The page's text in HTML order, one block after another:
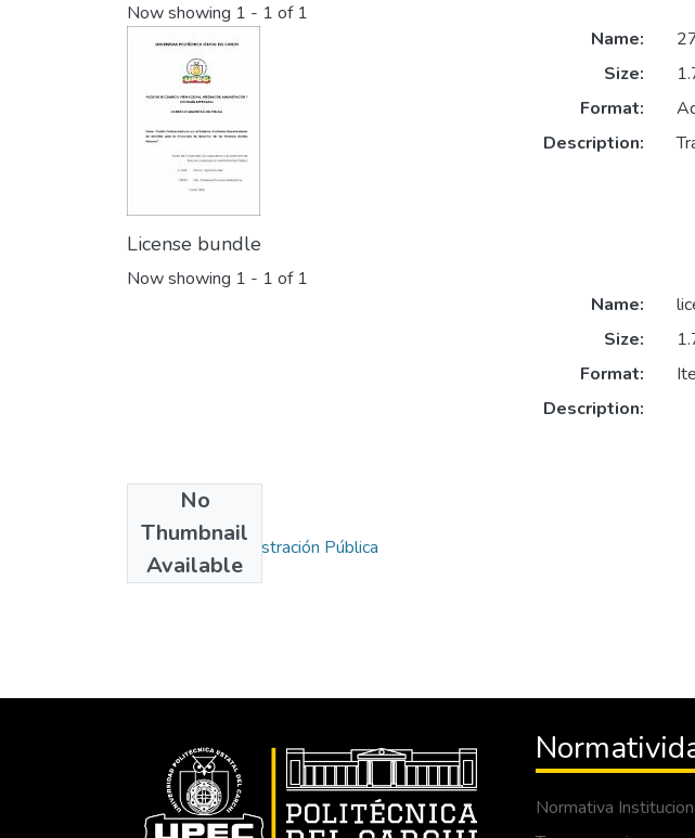
Now showing 1 - 1 of 1
Name:
Size:
Format:
Description:
License bundle
Now showing 1 - 1 of 1
No
Thumbnail
Available
Name:
Size:
Format:
Description:
Collections
Carrera de Administración Pública
Normativa